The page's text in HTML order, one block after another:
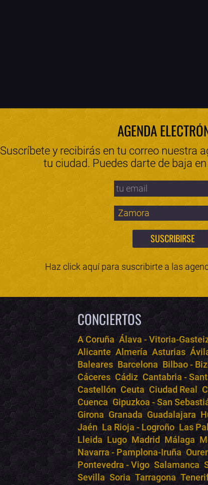
AGENDA
Suscríbete y recibirás en tu correo nuestra
tu ciudad. Puedes darte de baja
Haz click aquí para suscribirte a las
CONCIERTOS
A Coruña Álava - Vitoria-
Alicante Almería Asturias
Baleares Barcelona Bilbao -
Cáceres Cádiz Cantabria -
Castellón Ceuta Ciudad Real
Cuenca Gipuzkoa - San
Girona Granada Guadalajara
Jaén La Rioja - Logroño Las
Lleida Lugo Madrid Málaga
Navarra - Pamplona-Iruña
Pontevedra - Vigo Salamanca
Sevilla Soria Tarragona